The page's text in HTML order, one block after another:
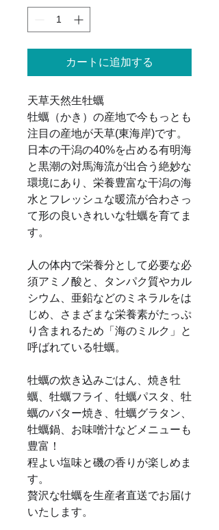
カートに追加する
天草天然生牡蠣
牡蠣（かき）の産地で今もっとも
注目の産地が天草(東海岸)です。
日本の干潟の40%を占める有明海
と黒潮の対馬海流が出合う絶妙な
環境にあり、栄養豊富な干潟の海
水とフレッシュな暖流が合わさっ
て形の良いきれいな牡蠣を育てま
す。
人の体内で栄養分として必要な必
須アミノ酸と、タンパク質やカル
シウム、亜鉛などのミネラルをは
じめ、さまざまな栄養素がたっぷ
り含まれるため「海のミルク」と
呼ばれている牡蠣。
牡蠣の炊き込みごはん、焼き牡
蠣、牡蠣フライ、牡蠣パスタ、牡
蠣のバター焼き、牡蠣グラタン、
牡蠣鍋、お味噌汁などメニューも
豊富！
程よい塩味と磯の香りが楽しめま
す。
贅沢な牡蠣を生産者直送でお届け
いたします。